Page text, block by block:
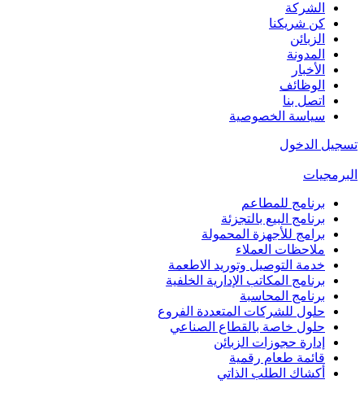
الشركة
كن شريكنا
الزبائن
المدونة
الأخبار
الوظائف
اتصل بنا
سياسة الخصوصية
تسجيل الدخول
البرمجيات
برنامج للمطاعم
برنامج البيع بالتجزئة
برامج للأجهزة المحمولة
ملاحظات العملاء
خدمة التوصيل وتوريد الاطعمة
برنامج المكاتب الإدارية الخلفية
برنامج المحاسبة
حلول للشركات المتعددة الفروع
حلول خاصة بالقطاع الصناعي
إدارة حجوزات الزبائن
قائمة طعام رقمية
أكشاك الطلب الذاتي